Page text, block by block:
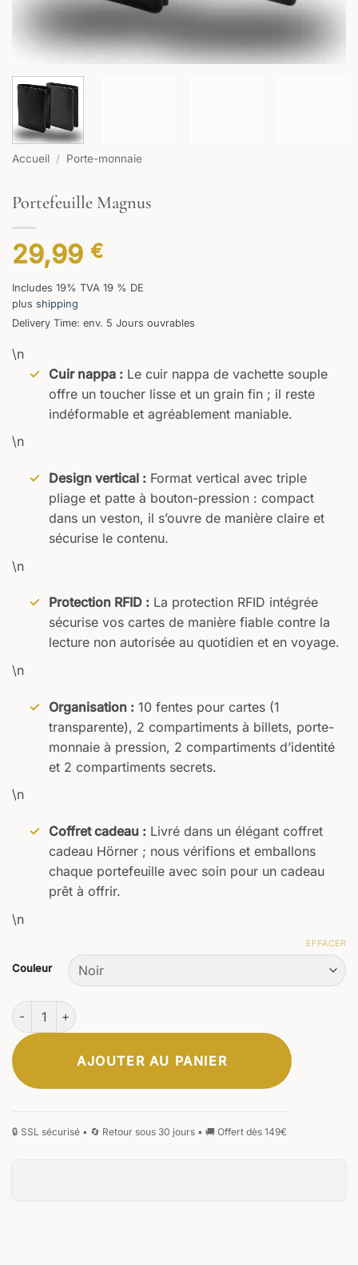
Accueil / Porte-monnaie
Portefeuille Magnus
29,99 €
Includes 19% TVA 19 % DE
plus shipping
Delivery Time: env. 5 Jours ouvrables
\n
Cuir nappa :Le cuir nappa de vachette souple
offre un toucher lisse et un grain fin ; il reste
indéformable et agréablement maniable.
\n
Design vertical :Format vertical avec triple
pliage et patte à bouton-pression : compact
dans un veston, il s’ouvre de manière claire et
sécurise le contenu.
\n
Protection RFID :La protection RFID intégrée
sécurise vos cartes de manière fiable contre la
lecture non autorisée au quotidien et en voyage.
\n
Organisation :10 fentes pour cartes (1
transparente), 2 compartiments à billets, porte-
monnaie à pression, 2 compartiments d’identité
et 2 compartiments secrets.
\n
Coffret cadeau :Livré dans un élégant coffret
cadeau Hörner ; nous vérifions et emballons
chaque portefeuille avec soin pour un cadeau
prêt à offrir.
\n
Couleur
EFFACER
quantité de Portefeuille Magnus
AJOUTER AU PANIER